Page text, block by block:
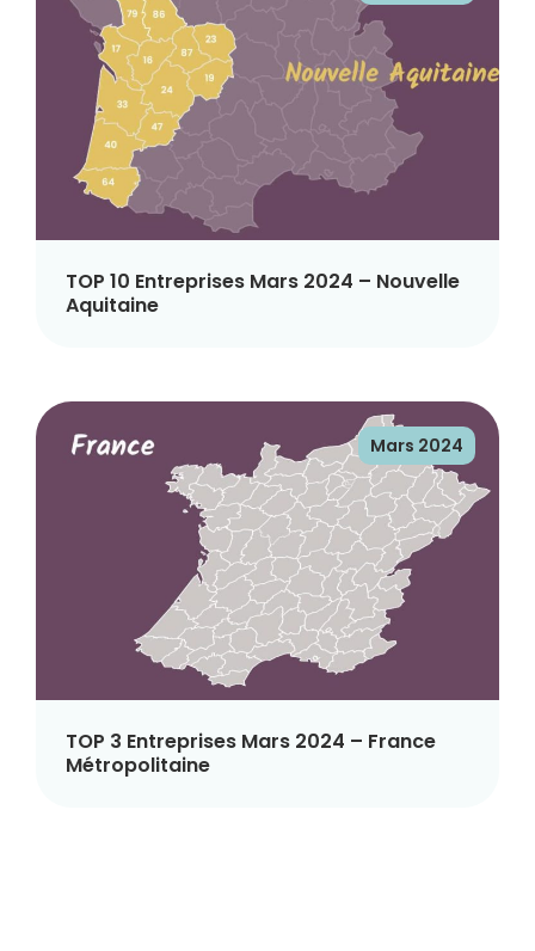
TOP 10 Entreprises Mars 2024 – Nouvelle
Aquitaine
Mars 2024
TOP 3 Entreprises Mars 2024 – France
Métropolitaine